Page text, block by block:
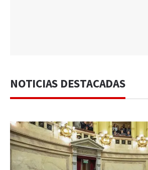
NOTICIAS DESTACADAS